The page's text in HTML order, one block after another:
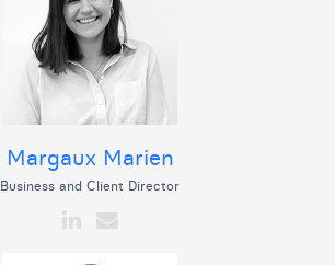
Margaux Marien
Business and Client Director